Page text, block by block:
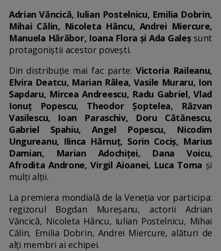
Adrian Văncică, Iulian Postelnicu, Emilia Dobrin,
Mihai Călin, Nicoleta Hâncu, Andrei Miercure,
Manuela Hărăbor, Ioana Flora și Ada Galeșsunt
protagoniștii acestor povești.
Din distribuție mai fac parte:Victoria Raileanu,
Elvira Deatcu, Marian Râlea, Vasile Muraru, Ion
Sapdaru, Mircea Andreescu, Radu Gabriel, Vlad
Ionuț Popescu, Theodor Șoptelea, Răzvan
Vasilescu, Ioan Paraschiv, Doru Cătănescu,
Gabriel Spahiu, Angel Popescu, Nicodim
Ungureanu, Ilinca Hărnuț, Sorin Cociș, Marius
Damian, Marian Adochiței, Dana Voicu,
Afrodita Androne, Virgil Aioanei, Luca Toma și
mulți alții.
La premiera mondială de la Veneția vor participa:
regizorul Bogdan Mureșanu, actorii Adrian
Văncică, Nicoleta Hâncu, Iulian Postelnicu, Mihai
Călin, Emilia Dobrin, Andrei Miercure, alături de
alți membri ai echipei.